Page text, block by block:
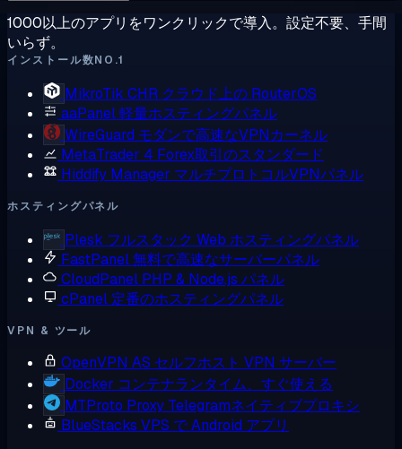
1000以上のアプリをワンクリックで導入。設定不要、手間
いらず。
インストール数NO.1
MikroTik CHR クラウド上の RouterOS
aaPanel軽量ホスティングパネル
WireGuard モダンで高速なVPNカーネル
MetaTrader 4 Forex取引のスタンダード
Hiddify Manager マルチプロトコルVPNパネル
ホスティングパネル
Plesk フルスタック Web ホスティングパネル
FastPanel無料で高速なサーバーパネル
CloudPanel PHP & Node.js パネル
cPanel 定番のホスティングパネル
VPN & ツール
OpenVPN AS セルフホスト VPN サーバー
Docker コンテナランタイム、すぐ使える
MTProto Proxy Telegramネイティブプロキシ
BlueStacks VPS で Android アプリ